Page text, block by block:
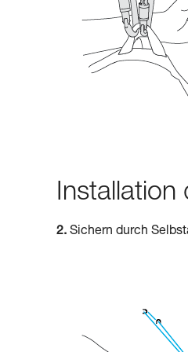
Installation
2. Sichern durch